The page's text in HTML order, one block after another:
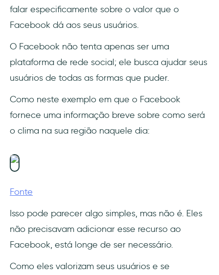
falar especificamente sobre o valor que o
Facebook dá aos seus usuários.
O Facebook não tenta apenas ser uma
plataforma de rede social; ele busca ajudar seus
usuários de todas as formas que puder.
Como neste exemplo em que o Facebook
fornece uma informação breve sobre como será
o clima na sua região naquele dia:
Fonte
Isso pode parecer algo simples, mas não é. Eles
não precisavam adicionar esse recurso ao
Facebook, está longe de ser necessário.
Como eles valorizam seus usuários e se